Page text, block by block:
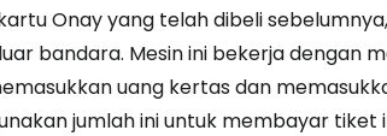
Onay yang telah dibeli
bandara. Mesin ini bekerja dengan
uang kertas dan
jumlah ini untuk membayar tiket